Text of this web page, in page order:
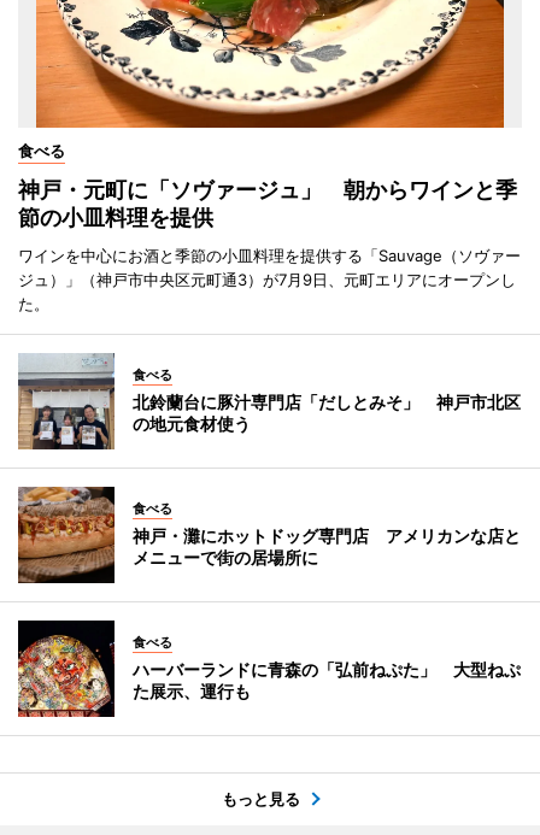
食べる
神戸・元町に「ソヴァージュ」 朝からワインと季
節の小皿料理を提供
ワインを中心にお酒と季節の小皿料理を提供する「Sauvage（ソヴァー
ジュ）」（神戸市中央区元町通3）が7月9日、元町エリアにオープンし
た。
食べる
北鈴蘭台に豚汁専門店「だしとみそ」 神戸市北区
の地元食材使う
食べる
神戸・灘にホットドッグ専門店 アメリカンな店と
メニューで街の居場所に
食べる
ハーバーランドに青森の「弘前ねぷた」 大型ねぷ
た展示、運行も
もっと見る